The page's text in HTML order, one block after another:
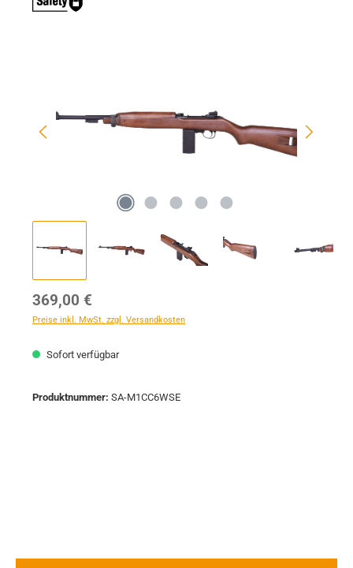
Regulärer Preis:
369,00 €
Preise inkl. MwSt. zzgl. Versandkosten
Sofort verfügbar
Produktnummer: SA-M1CC6WSE